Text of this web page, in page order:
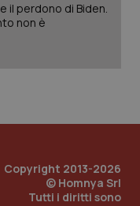
il perdono di Biden.
non è
Copyright 2013-2026
© Homnya Srl
Tutti i diritti sono